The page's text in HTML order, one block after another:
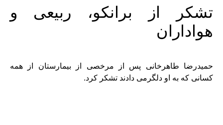
تشکر از برانکو، ربیعی و
هواداران
حمیدرضا طاهرخانی پس از مرخصی از بیمارستان از همه
کسانی که به او دلگرمی دادند تشکر کرد.